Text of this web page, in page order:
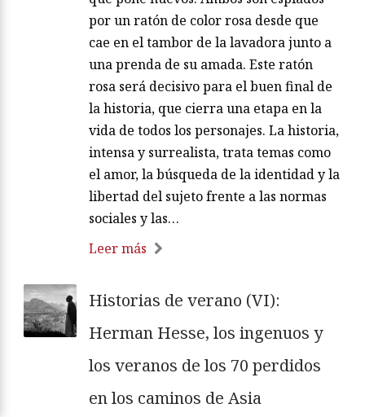
por un ratón de color rosa desde que
cae en el tambor de la lavadora junto a
una prenda de su amada. Este ratón
rosa será decisivo para el buen final de
la historia, que cierra una etapa en la
vida de todos los personajes. La historia,
intensa y surrealista, trata temas como
el amor, la búsqueda de la identidad y la
libertad del sujeto frente a las normas
sociales y las…
Leer más
Historias de verano (VI):
Herman Hesse, los ingenuos y
los veranos de los 70 perdidos
en los caminos de Asia